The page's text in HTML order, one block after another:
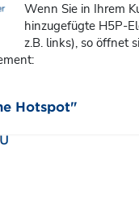
Wenn Sie in Ihrem
hinzugefügte H5P-
z.B. links), so öffnet
Hotspot"